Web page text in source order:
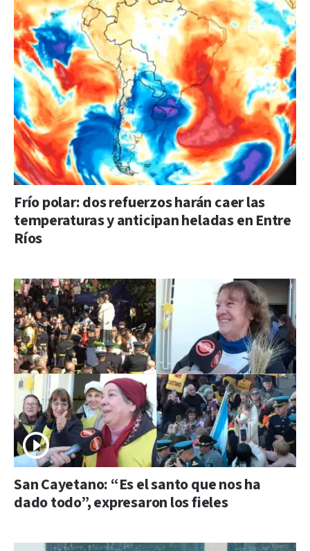
Frío polar: dos refuerzos harán caer las
temperaturas y anticipan heladas en Entre
Ríos
San Cayetano: “Es el santo que nos ha
dado todo”, expresaron los fieles